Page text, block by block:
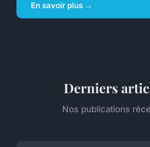
En savoir plus →
Derniers
Nos publications